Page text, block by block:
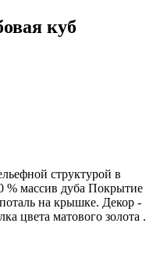
куб
структурой в
% массив дуба Покрытие
на крышке. Декор -
цвета матового золота .